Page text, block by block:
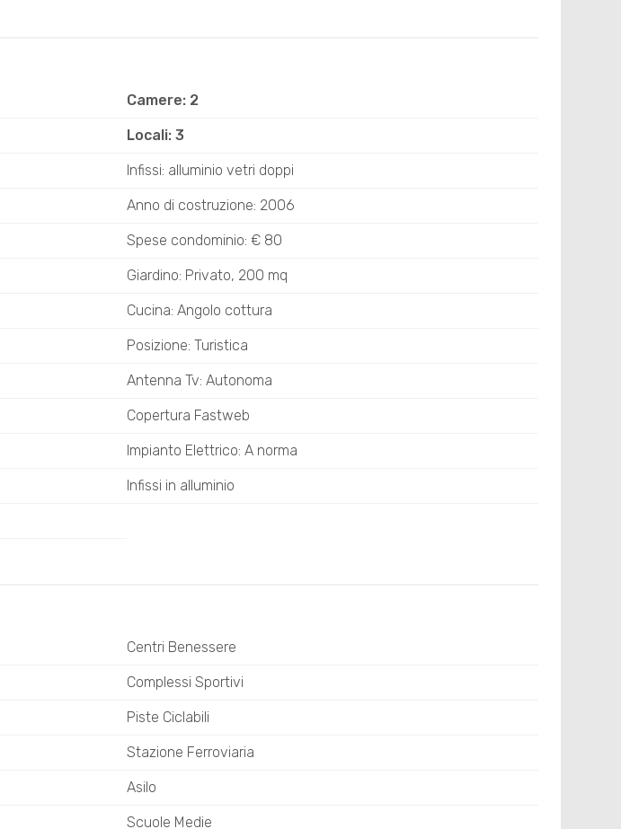
Camere: 2
Locali: 3
Infissi: alluminio vetri doppi
Anno di costruzione: 2006
Spese condominio: € 80
Giardino: Privato, 200 mq
Cucina: Angolo cottura
Posizione: Turistica
Antenna Tv: Autonoma
Copertura Fastweb
Impianto Elettrico: A norma
Infissi in alluminio
Centri Benessere
Complessi Sportivi
Piste Ciclabili
Stazione Ferroviaria
Asilo
Scuole Medie